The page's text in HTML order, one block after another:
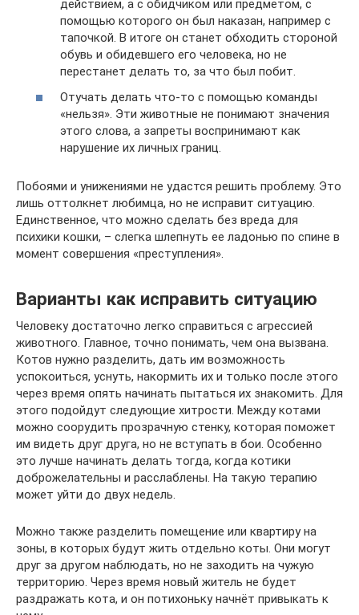
действием, а с обидчиком или предметом, с
помощью которого он был наказан, например с
тапочкой. В итоге он станет обходить стороной
обувь и обидевшего его человека, но не
перестанет делать то, за что был побит.
Отучать делать что-то с помощью команды
«нельзя». Эти животные не понимают значения
этого слова, а запреты воспринимают как
нарушение их личных границ.
Побоями и унижениями не удастся решить проблему. Это
лишь оттолкнет любимца, но не исправит ситуацию.
Единственное, что можно сделать без вреда для
психики кошки, – слегка шлепнуть ее ладонью по спине в
момент совершения «преступления».
Варианты как исправить ситуацию
Человеку достаточно легко справиться с агрессией
животного. Главное, точно понимать, чем она вызвана.
Котов нужно разделить, дать им возможность
успокоиться, уснуть, накормить их и только после этого
через время опять начинать пытаться их знакомить. Для
этого подойдут следующие хитрости. Между котами
можно соорудить прозрачную стенку, которая поможет
им видеть друг друга, но не вступать в бои. Особенно
это лучше начинать делать тогда, когда котики
доброжелательны и расслаблены. На такую терапию
может уйти до двух недель.
Можно также разделить помещение или квартиру на
зоны, в которых будут жить отдельно коты. Они могут
друг за другом наблюдать, но не заходить на чужую
территорию. Через время новый житель не будет
раздражать кота, и он потихоньку начнёт привыкать к